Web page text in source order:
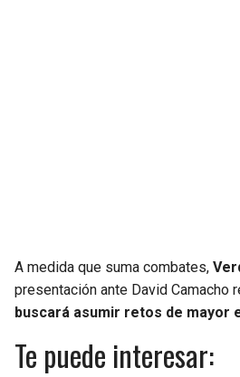
A medida que suma combates,
presentación ante David Camacho
buscará asumir retos de mayor
Te puede interesar: